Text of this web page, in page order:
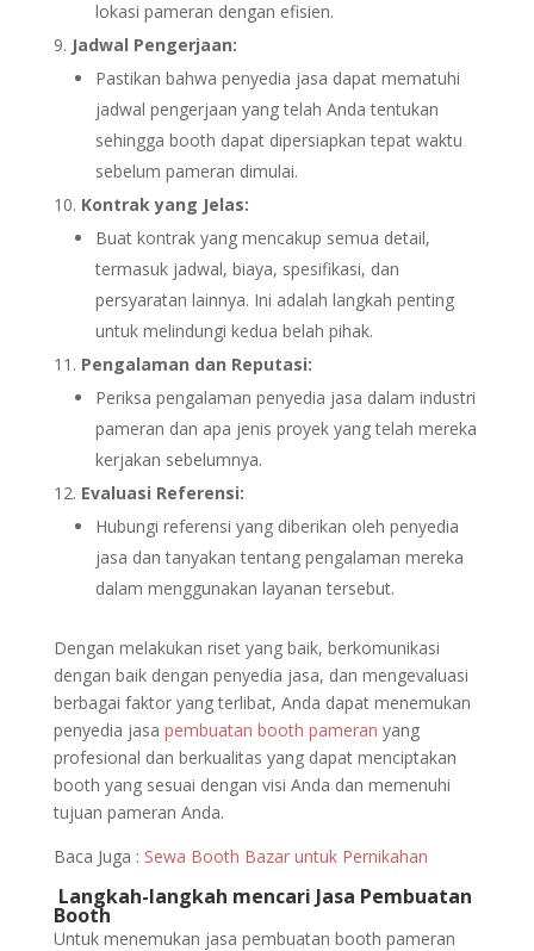
lokasi pameran dengan efisien.
Jadwal Pengerjaan:
Pastikan bahwa penyedia jasa dapat mematuhi
jadwal pengerjaan yang telah Anda tentukan
sehingga booth dapat dipersiapkan tepat waktu
sebelum pameran dimulai.
Kontrak yang Jelas:
Buat kontrak yang mencakup semua detail,
termasuk jadwal, biaya, spesifikasi, dan
persyaratan lainnya. Ini adalah langkah penting
untuk melindungi kedua belah pihak.
Pengalaman dan Reputasi:
Periksa pengalaman penyedia jasa dalam industri
pameran dan apa jenis proyek yang telah mereka
kerjakan sebelumnya.
Evaluasi Referensi:
Hubungi referensi yang diberikan oleh penyedia
jasa dan tanyakan tentang pengalaman mereka
dalam menggunakan layanan tersebut.
Dengan melakukan riset yang baik, berkomunikasi
dengan baik dengan penyedia jasa, dan mengevaluasi
berbagai faktor yang terlibat, Anda dapat menemukan
penyedia jasa pembuatan booth pameran yang
profesional dan berkualitas yang dapat menciptakan
booth yang sesuai dengan visi Anda dan memenuhi
tujuan pameran Anda.
Baca Juga : Sewa Booth Bazar untuk Pernikahan
Langkah-langkah mencari Jasa Pembuatan
Booth
Untuk menemukan jasa pembuatan booth pameran